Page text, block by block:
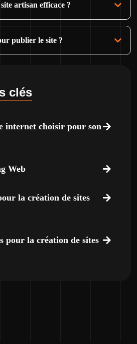
artisan efficace ?
publier le site ?
clés
internet choisir pour son
Web
la création de sites
pour la création de sites